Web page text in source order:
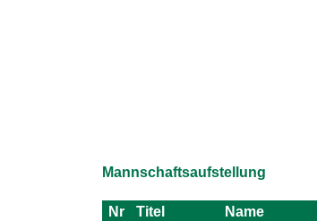
Mannschaftsaufstellung
Nr Titel Name